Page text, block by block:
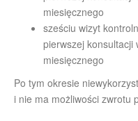
miesięcznego
sześciu wizyt
pierwszej konsultacji
miesięcznego
Po tym okresie
i nie ma możliwości zwrotu